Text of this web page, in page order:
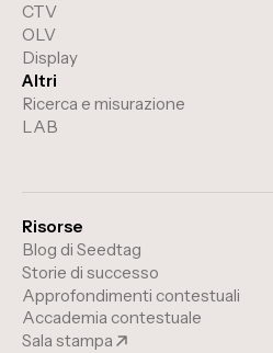
CTV
OLV
Display
Altri
Ricerca e misurazione
LAB
Risorse
Blog di Seedtag
Storie di successo
Approfondimenti contestuali
Accademia contestuale
Sala stampa